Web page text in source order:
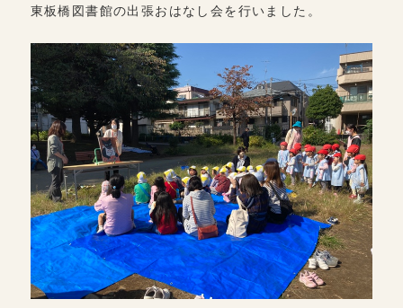
東板橋図書館の出張おはなし会を行いました。